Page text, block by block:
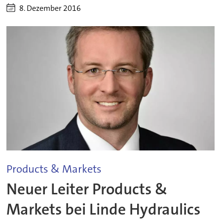
8. Dezember 2016
Products & Markets
Neuer Leiter Products &
Markets bei Linde Hydraulics